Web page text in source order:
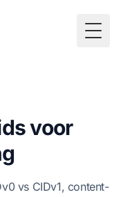
voor
vs CIDv1, content-